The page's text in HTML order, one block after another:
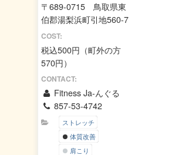
〒689-0715 鳥取県東
伯郡湯梨浜町引地560-7
COST:
税込500円（町外の方
570円）
CONTACT:
Fitness Ja-んぐる
857-53-4742
ストレッチ
体質改善
肩こり